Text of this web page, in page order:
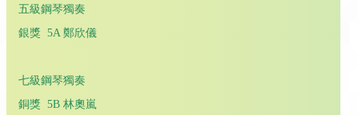
五級鋼琴獨奏
銀獎 5A 鄭欣儀
七級鋼琴獨奏
銅獎 5B 林奧嵐